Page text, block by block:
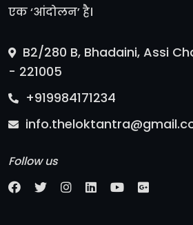
एक ‘आंदोलन’ है।
B2/280 B, Bhadaini, Assi
- 221005
+919984171234
Follow us